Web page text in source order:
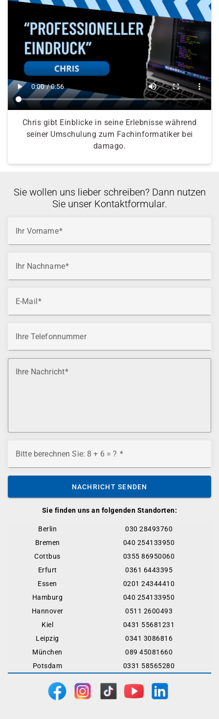
Chris gibt Einblicke in seine Erlebnisse während
seiner Umschulung zum Fachinformatiker bei
damago.
Sie finden uns an folgenden Standorten:
Berlin
030 28493760
Bremen
040 254133950
Cottbus
0355 86950060
Erfurt
0361 6443395
Essen
0201 24344410
Hamburg
040 254133950
Hannover
0511 2600493
Kiel
0431 55681231
Leipzig
0341 3086816
München
089 45081660
Potsdam
0331 58565280
Sie wollen uns lieber schreiben? Dann nutzen
Sie unser Kontaktformular.
Ihr Vorname
Ihr Nachname
E-Mail
Ihre Telefonnummer
Ihre Nachricht
Bitte berechnen Sie: 8 + 6 = ?
NACHRICHT SENDEN